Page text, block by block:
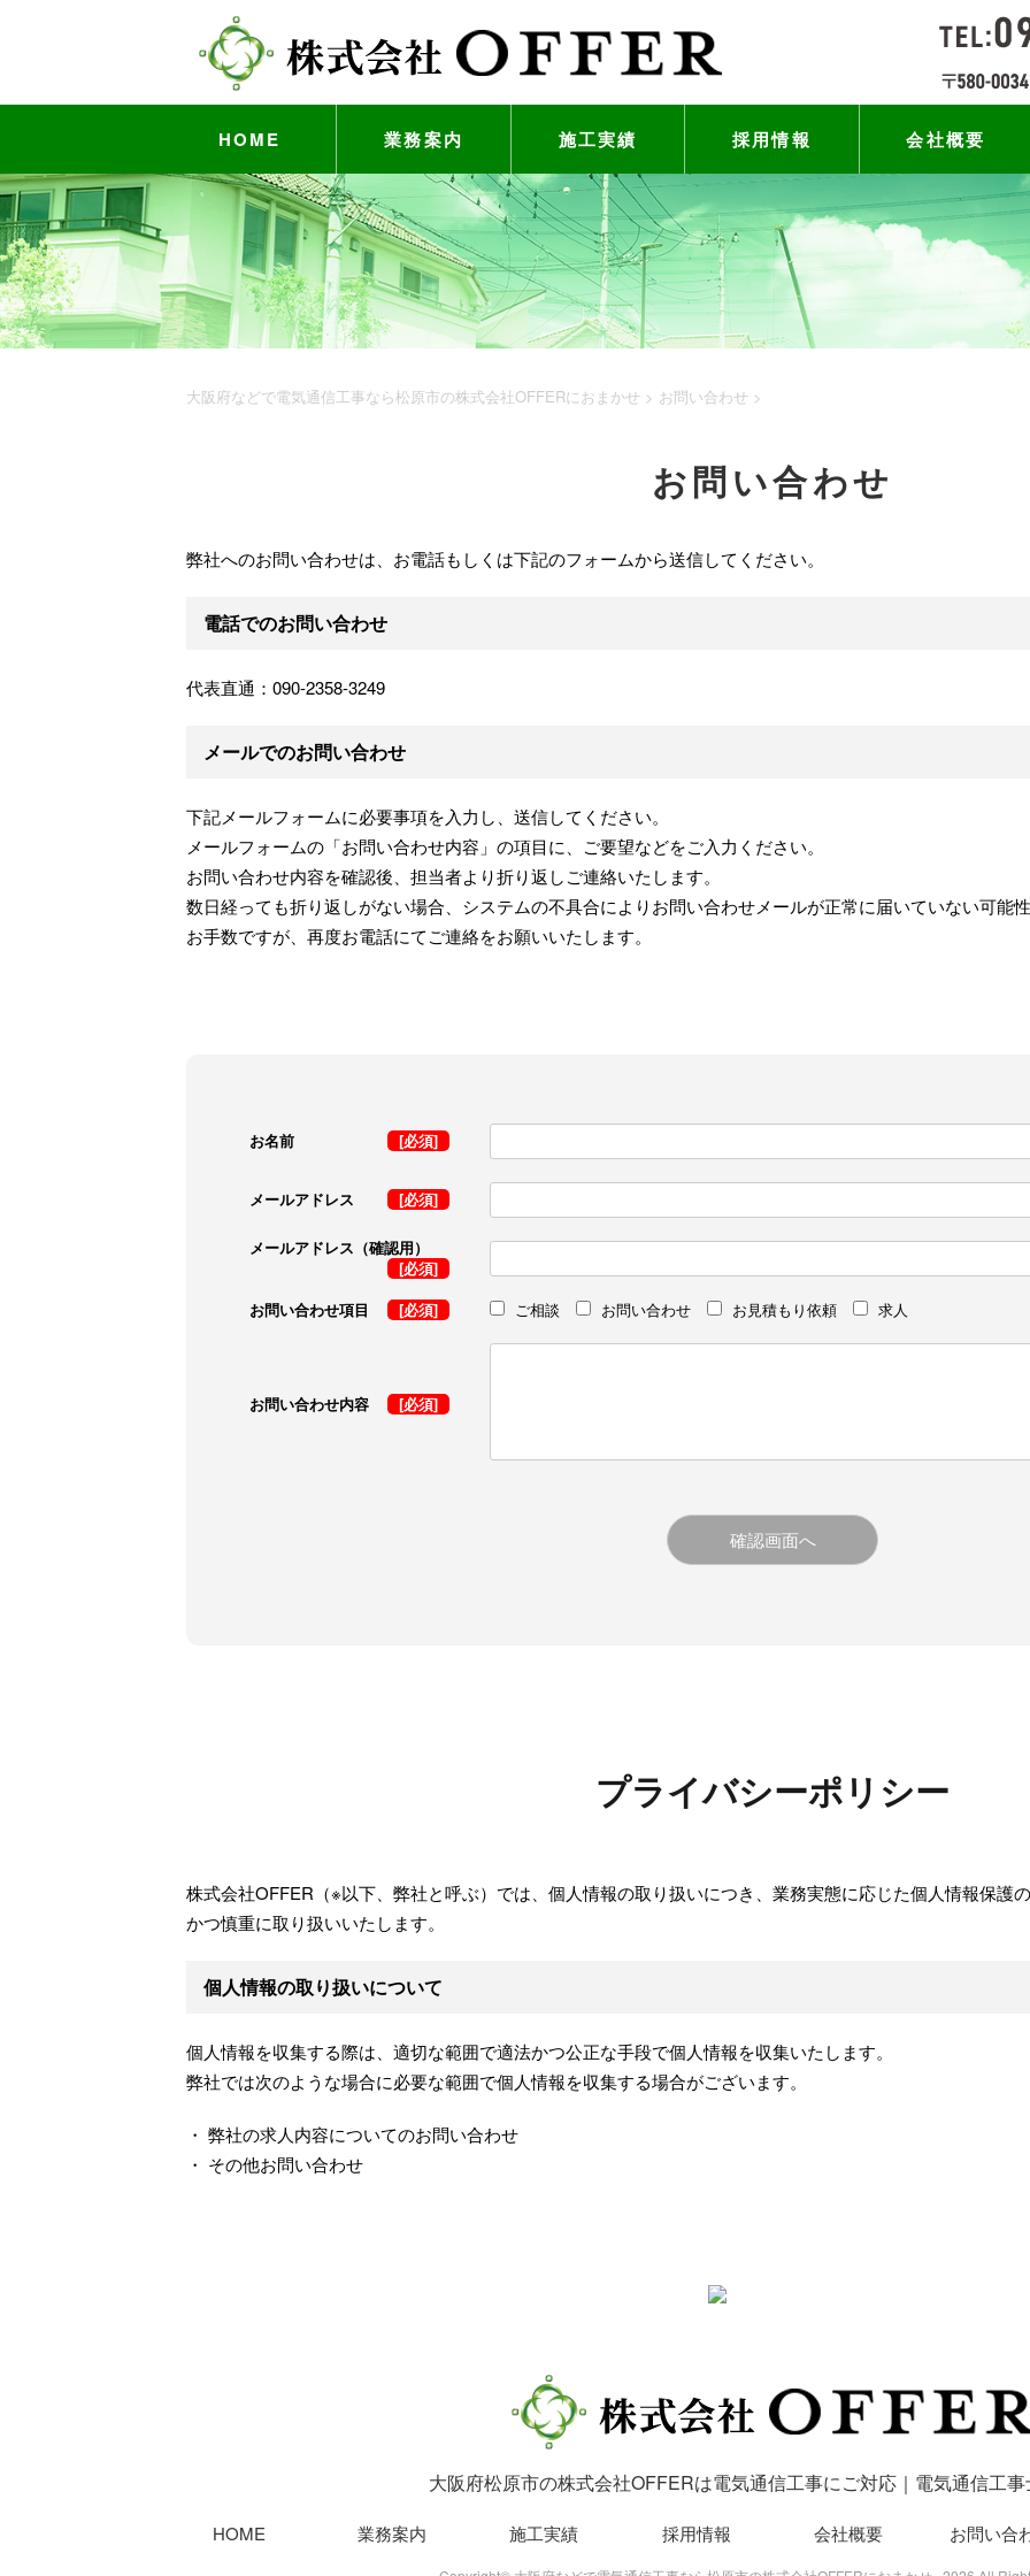
HOME 業務案内 施工実績 採用情報 会社概要
大阪府などで電気通信工事なら松原市の株式会社OFFERにおまかせ > お問い合わせ >
お問い合わせ
弊社へのお問い合わせは、お電話もしくは下記のフォームから送信してください。
電話でのお問い合わせ
代表直通：090-2358-3249
メールでのお問い合わせ
下記メールフォームに必要事項を入力し、送信してください。
メールフォームの「お問い合わせ内容」の項目に、ご要望などをご入力ください。
お問い合わせ内容を確認後、担当者より折り返しご連絡いたします。
数日経っても折り返しがない場合、システムの不具合によりお問い合わせメールが正常に届いていない可能性
お手数ですが、再度お電話にてご連絡をお願いいたします。
お名前 [必須]
メールアドレス [必須]
メールアドレス（確認用）
[必須]
お問い合わせ項目
[必須] ご相談 お問い合わせ お見積もり依頼 求人
お問い合わせ内容 [必須]
プライバシーポリシー
株式会社OFFER（※以下、弊社と呼ぶ）では、個人情報の取り扱いにつき、業務実態に応じた個人情報保護
かつ慎重に取り扱いいたします。
個人情報の取り扱いについて
個人情報を収集する際は、適切な範囲で適法かつ公正な手段で個人情報を収集いたします。
弊社では次のような場合に必要な範囲で個人情報を収集する場合がございます。
・ 弊社の求人内容についてのお問い合わせ
・ その他お問い合わせ
大阪府松原市の株式会社OFFERは電気通信工事にご対応｜電気通信工事
HOME 業務案内 施工実績 採用情報 会社概要 お問い合